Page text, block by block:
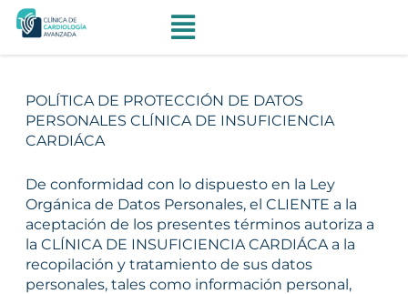
POLÍTICA DE PROTECCIÓN DE DATOS
PERSONALES CLÍNICA DE INSUFICIENCIA
CARDIÁCA
De conformidad con lo dispuesto en la Ley
Orgánica de Datos Personales, el CLIENTE a la
aceptación de los presentes términos autoriza a
la CLÍNICA DE INSUFICIENCIA CARDIÁCA a la
recopilación y tratamiento de sus datos
personales, tales como información personal,